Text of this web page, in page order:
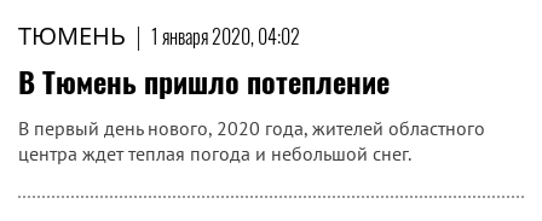
ТЮМЕНЬ | 1 января 2020, 04:02
В Тюмень пришло потепление
В первый день нового, 2020 года, жителей областного
центра ждет теплая погода и небольшой снег.